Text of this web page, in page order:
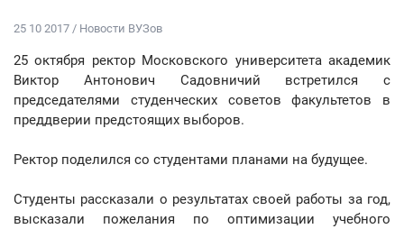
25 10 2017 / Новости ВУЗов
25 октября ректор Московского университета академик
Виктор Антонович Садовничий встретился с
председателями студенческих советов факультетов в
преддверии предстоящих выборов.
Ректор поделился со студентами планами на будущее.
Студенты рассказали о результатах своей работы за год,
высказали пожелания по оптимизации учебного